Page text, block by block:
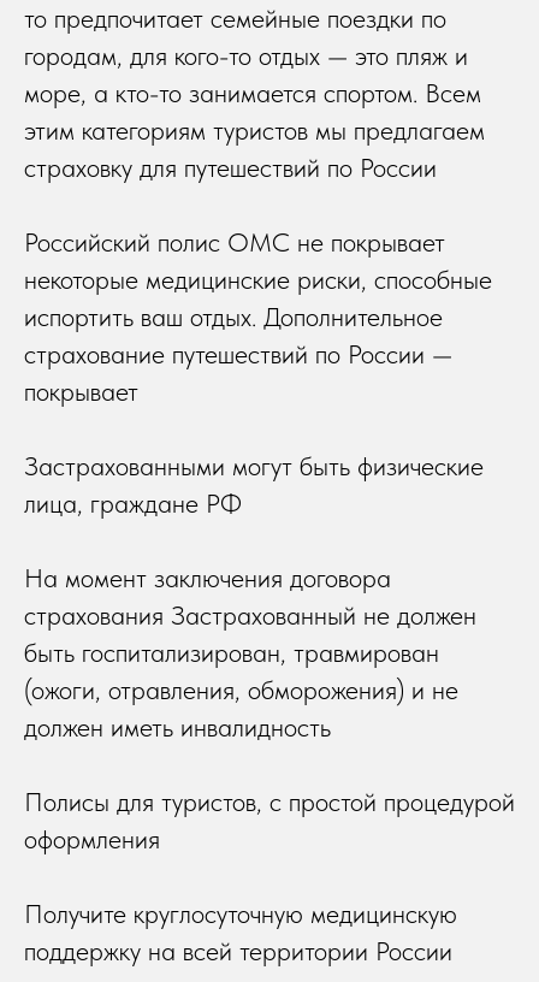
то предпочитает семейные поездки по
городам, для кого-то отдых — это пляж и
море, а кто-то занимается спортом. Всем
этим категориям туристов мы предлагаем
страховку для путешествий по России
Российский полис ОМС не покрывает
некоторые медицинские риски, способные
испортить ваш отдых. Дополнительное
страхование путешествий по России —
покрывает
Застрахованными могут быть физические
лица, граждане РФ
На момент заключения договора
страхования Застрахованный не должен
быть госпитализирован, травмирован
(ожоги, отравления, обморожения) и не
должен иметь инвалидность
Полисы для туристов, с простой процедурой
оформления
Получите круглосуточную медицинскую
поддержку на всей территории России